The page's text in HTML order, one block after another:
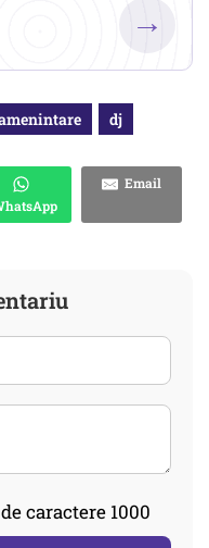
→
dj
Email
caractere 1000